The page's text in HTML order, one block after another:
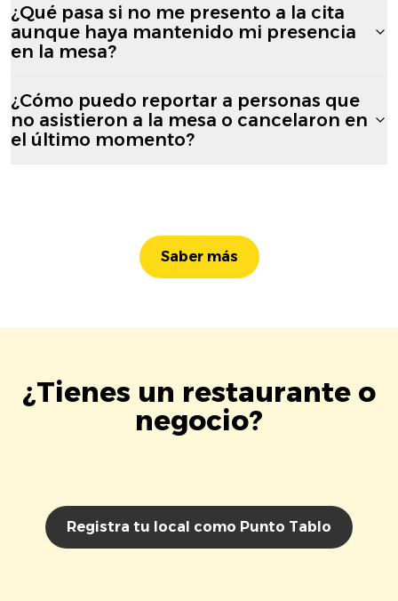
¿Qué pasa si no me presento a la cita
aunque haya mantenido mi presencia
en la mesa?
¿Cómo puedo reportar a personas que
no asistieron a la mesa o cancelaron en
el último momento?
Saber más
¿Tienes un restaurante o
negocio?
Registra tu local como Punto Tablo